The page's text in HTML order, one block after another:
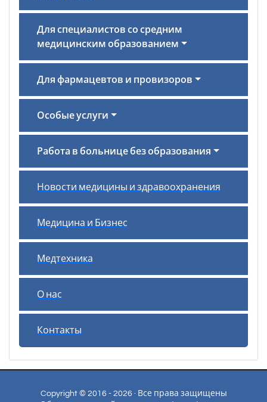
Для специалистов со средним
медицинским образованием
Для фармацевтов и провизоров
Особые услуги
Работа в больнице без образования
Новости медицины и здравоохранения
Медицина и Бизнес
Медтехника
О нас
Контакты
Copyright © 2016 - 2026 · Все права защищены